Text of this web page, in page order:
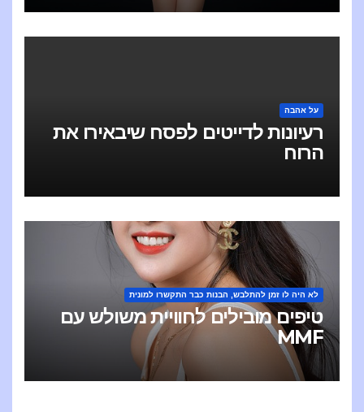
על אהבה
רעיונות לדייטים לפסח שיבאירו את
הרוח
לא היה לו זמן להתלבש, הבנות כבר התקשרו למונית
טיפים מובילים לחוויית משולש עם
MMF